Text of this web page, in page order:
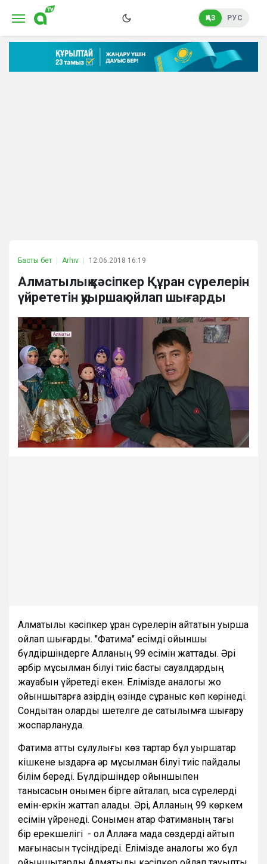
ҚАЗ РУС
Басты бет Arhıv 12.06.2018 16:19
Алматылық кәсіпкер Құран сүрелерін
үйрететін қуыршақ ойлап шығарды
Алматылық кәсіпкер құран сүрелерін айтатын қуыршақ
ойлап шығарды. "Фатима" есімді ойыншық
бүлдіршіндерге Алланың 99 есімін жаттады. Әрі
әрбір мұсылман білуі тиіс басты сауалдардың
жауабын үйретеді екен. Елімізде аналогы жоқ
ойыншықтарға қазірдің өзінде сұраныс көп көрінеді.
Сондықтан оларды шетелге де сатылымға шығару
жоспарлануда.
Фатима атты сұлулығы көз тартар бұл қуыршақтар
кішкене қыздарға әр мұсылман білуі тиіс пайдалы
білім береді. Бүлдіршіндер ойыншықпен
танысқасын онымен бірге қайталап, қысқа сүрелерді
емін-еркін жаттап алады. Әрі, Алланың 99 көркем
есімін үйренеді. Сонымен қатар Фатиманың тағы
бір ерекшелігі - ол Аллаға мадақ сөздерді айтып
мағынасын түсіндіреді. Елімізде аналогы жоқ бұл